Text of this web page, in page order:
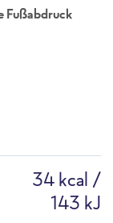
Fußabdruck
34 kcal /
143 kJ
Fritteuse